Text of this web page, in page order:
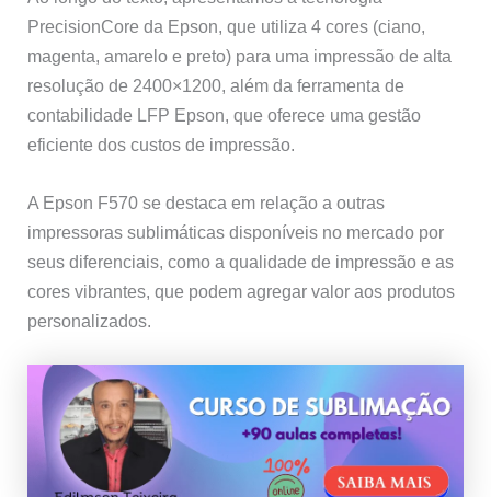
PrecisionCore da Epson, que utiliza 4 cores (ciano,
magenta, amarelo e preto) para uma impressão de alta
resolução de 2400×1200, além da ferramenta de
contabilidade LFP Epson, que oferece uma gestão
eficiente dos custos de impressão.
A Epson F570 se destaca em relação a outras
impressoras sublimáticas disponíveis no mercado por
seus diferenciais, como a qualidade de impressão e as
cores vibrantes, que podem agregar valor aos produtos
personalizados.